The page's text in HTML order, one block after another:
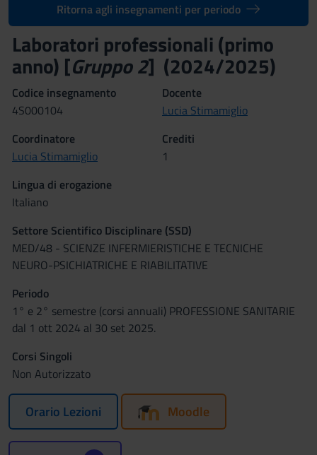
Ritorna agli insegnamenti per periodo
Laboratori professionali (primo
anno) [Gruppo 2] (2024/2025)
Codice insegnamento
4S000104
Docente
Lucia Stimamiglio
Coordinatore
Lucia Stimamiglio
Crediti
1
Lingua di erogazione
Italiano
Settore Scientifico Disciplinare (SSD)
MED/48 - SCIENZE INFERMIERISTICHE E TECNICHE
NEURO-PSICHIATRICHE E RIABILITATIVE
Periodo
1° e 2° semestre (corsi annuali) PROFESSIONE SANITARIE
dal 1 ott 2024 al 30 set 2025.
Corsi Singoli
Non Autorizzato
Orario Lezioni Moodle